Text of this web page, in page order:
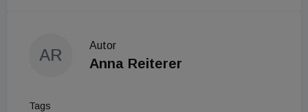
AR
Autor
Anna Reiterer
Tags